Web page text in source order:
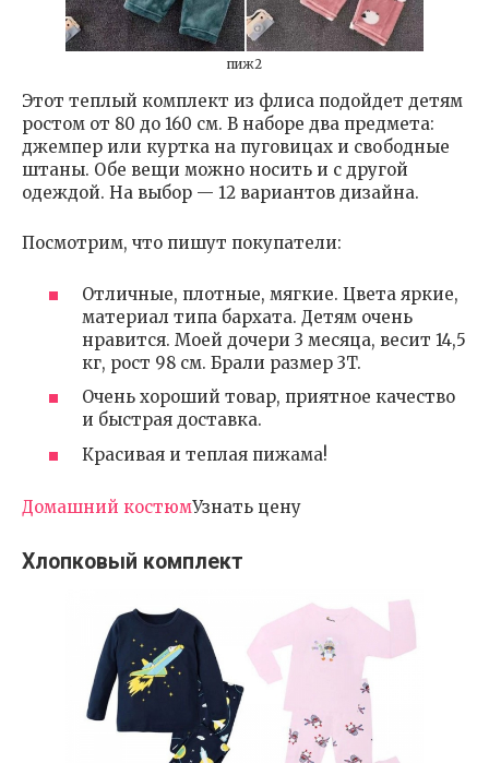
пиж2
Этот теплый комплект из флиса подойдет детям
ростом от 80 до 160 см. В наборе два предмета:
джемпер или куртка на пуговицах и свободные
штаны. Обе вещи можно носить и с другой
одеждой. На выбор — 12 вариантов дизайна.
Посмотрим, что пишут покупатели:
Отличные, плотные, мягкие. Цвета яркие,
материал типа бархата. Детям очень
нравится. Моей дочери 3 месяца, весит 14,5
кг, рост 98 см. Брали размер 3T.
Очень хороший товар, приятное качество
и быстрая доставка.
Красивая и теплая пижама!
Домашний костюмУзнать цену
Хлопковый комплект